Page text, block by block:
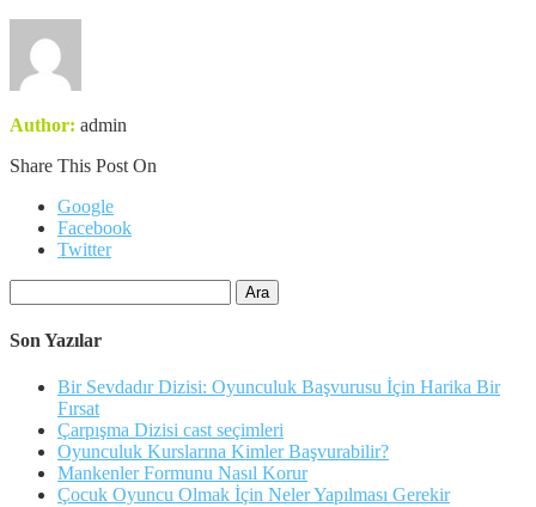
Author: admin
Share This Post On
Google
Facebook
Twitter
Son Yazılar
Bir Sevdadır Dizisi: Oyunculuk Başvurusu İçin Harika Bir
Fırsat
Çarpışma Dizisi cast seçimleri
Oyunculuk Kurslarına Kimler Başvurabilir?
Mankenler Formunu Nasıl Korur
Çocuk Oyuncu Olmak İçin Neler Yapılması Gerekir